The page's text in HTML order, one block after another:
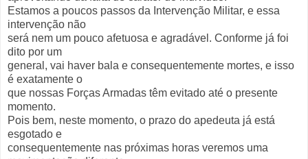
Estamos a poucos passos da Intervenção Militar, e essa
intervenção não
será nem um pouco afetuosa e agradável. Conforme já foi
dito por um
general, vai haver bala e consequentemente mortes, e isso
é exatamente o
que nossas Forças Armadas têm evitado até o presente
momento.
Pois bem, neste momento, o prazo do apedeuta já está
esgotado e
consequentemente nas próximas horas veremos uma